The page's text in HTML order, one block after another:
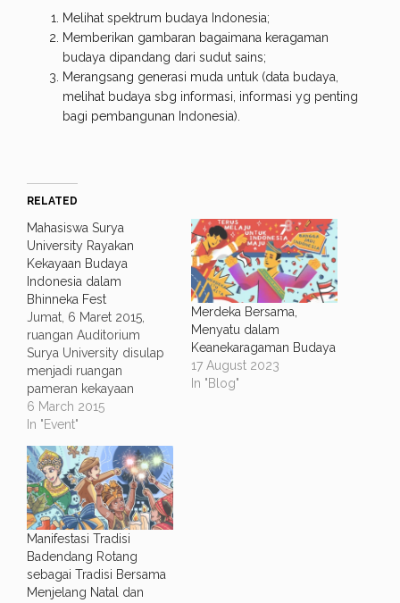
Melihat spektrum budaya Indonesia;
Memberikan gambaran bagaimana keragaman
budaya dipandang dari sudut sains;
Merangsang generasi muda untuk (data budaya,
melihat budaya sbg informasi, informasi yg penting
bagi pembangunan Indonesia).
RELATED
Mahasiswa Surya
University Rayakan
Kekayaan Budaya
Indonesia dalam
Bhinneka Fest
Jumat, 6 Maret 2015,
ruangan Auditorium
Surya University disulap
menjadi ruangan
pameran kekayaan
budaya Indonesia dari
Sumatra hingga Papua.
budaya ditampilkan
mulai dari wayang kulit,
kerajinan gerabah,
angklung, makanan dan
minuman tradisional,
kain, wayang golek dan
berbagai objek budaya
lainnya. Dalam rangkaian
6 March 2015
In "Event"
Merdeka Bersama,
Menyatu dalam
Keanekaragaman Budaya
17 August 2023
In "Blog"
Manifestasi Tradisi
Badendang Rotang
sebagai Tradisi Bersama
Menjelang Natal dan